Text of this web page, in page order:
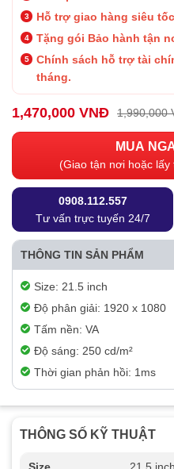
Hỗ trợ giao hàng siêu
Tặng gói Bảo hành tận
Chính sách hỗ trợ tài
tháng.
1,470,000 VNĐ 1,990,000
MUA
(Giao tận nơi hoặc lấy
0908.112.557
Tư vấn trực tuyến 24/7
THÔNG TIN SẢN PHẨM
Size: 21.5 inch
Độ phân giải: 1920 x 1080
Tấm nền: VA
Độ sáng: 250 cd/m²
Thời gian phản hồi: 1ms
THÔNG SỐ KỸ THUẬT